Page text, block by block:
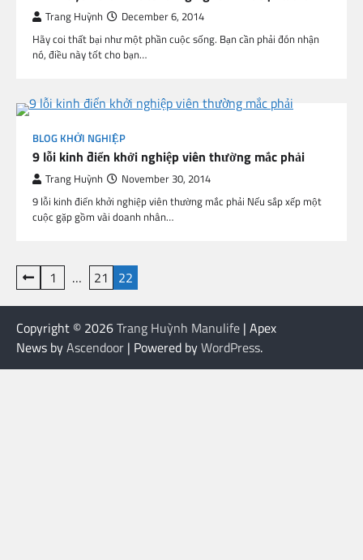
Trang Huỳnh December 6, 2014
Hãy coi thất bại như một phần cuộc sống. Bạn cần phải đón nhận
nó, điều này tốt cho bạn…
BLOG KHỞI NGHIỆP
9 lỗi kinh điển khởi nghiệp viên thường mắc phải
Trang Huỳnh November 30, 2014
9 lỗi kinh điển khởi nghiệp viên thường mắc phải Nếu sắp xếp một
cuộc gặp gồm vài doanh nhân…
Posts
pagination
1 … 21 22
Copyright © 2026Trang Huỳnh Manulife | Apex
News byAscendoor | Powered byWordPress.